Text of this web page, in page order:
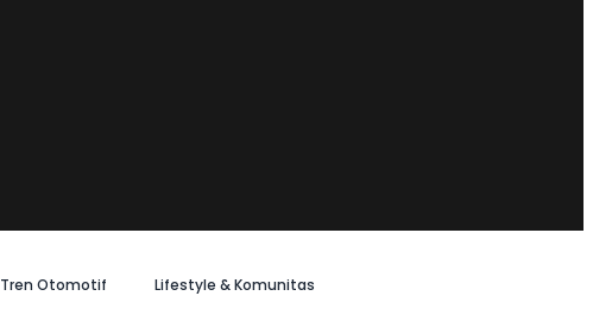
Tren Otomotif Lifestyle & Komunitas